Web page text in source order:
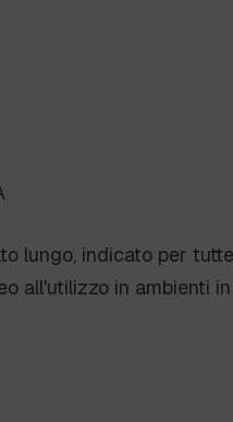
lungo, indicato per
all'utilizzo in ambienti